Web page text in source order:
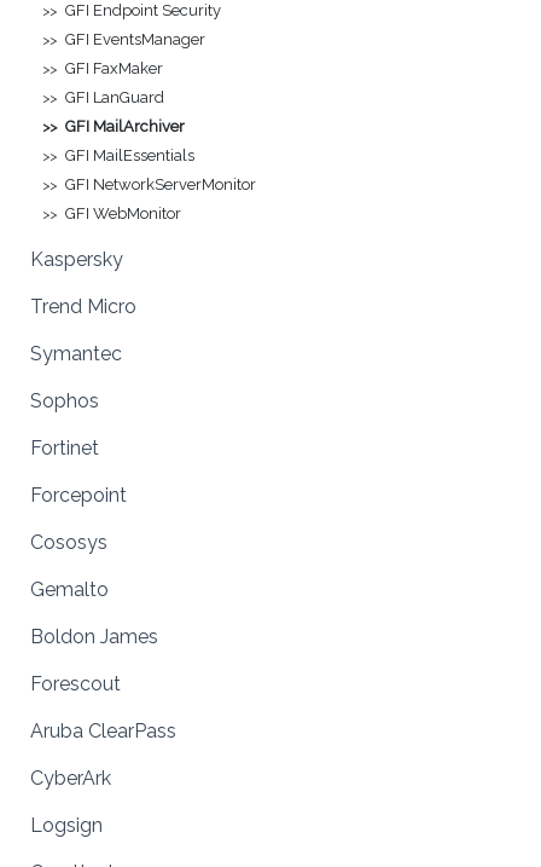
GFI Endpoint Security
GFI EventsManager
GFI FaxMaker
GFI LanGuard
GFI MailArchiver
GFI MailEssentials
GFI NetworkServerMonitor
GFI WebMonitor
Kaspersky
Trend Micro
Symantec
Sophos
Fortinet
Forcepoint
Cososys
Gemalto
Boldon James
Forescout
Aruba ClearPass
CyberArk
Logsign